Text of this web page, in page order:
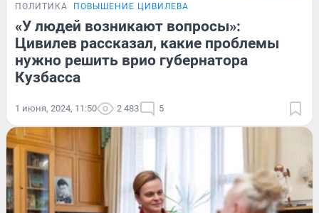
ПОЛИТИКА ПОВЫШЕНИЕ ЦИВИЛЕВА
«У людей возникают вопросы»:
Цивилев рассказал, какие проблемы
нужно решить врио губернатора
Кузбасса
1 июня, 2024, 11:50 2 483 5